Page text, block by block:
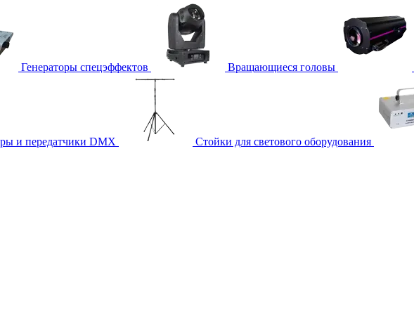
Генераторы спецэффектов Вращающиеся головы
и передатчики DMX Стойки для светового оборудования